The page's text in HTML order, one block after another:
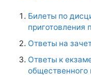
Билеты по
приготовления
Ответы на
Ответы к
общественного